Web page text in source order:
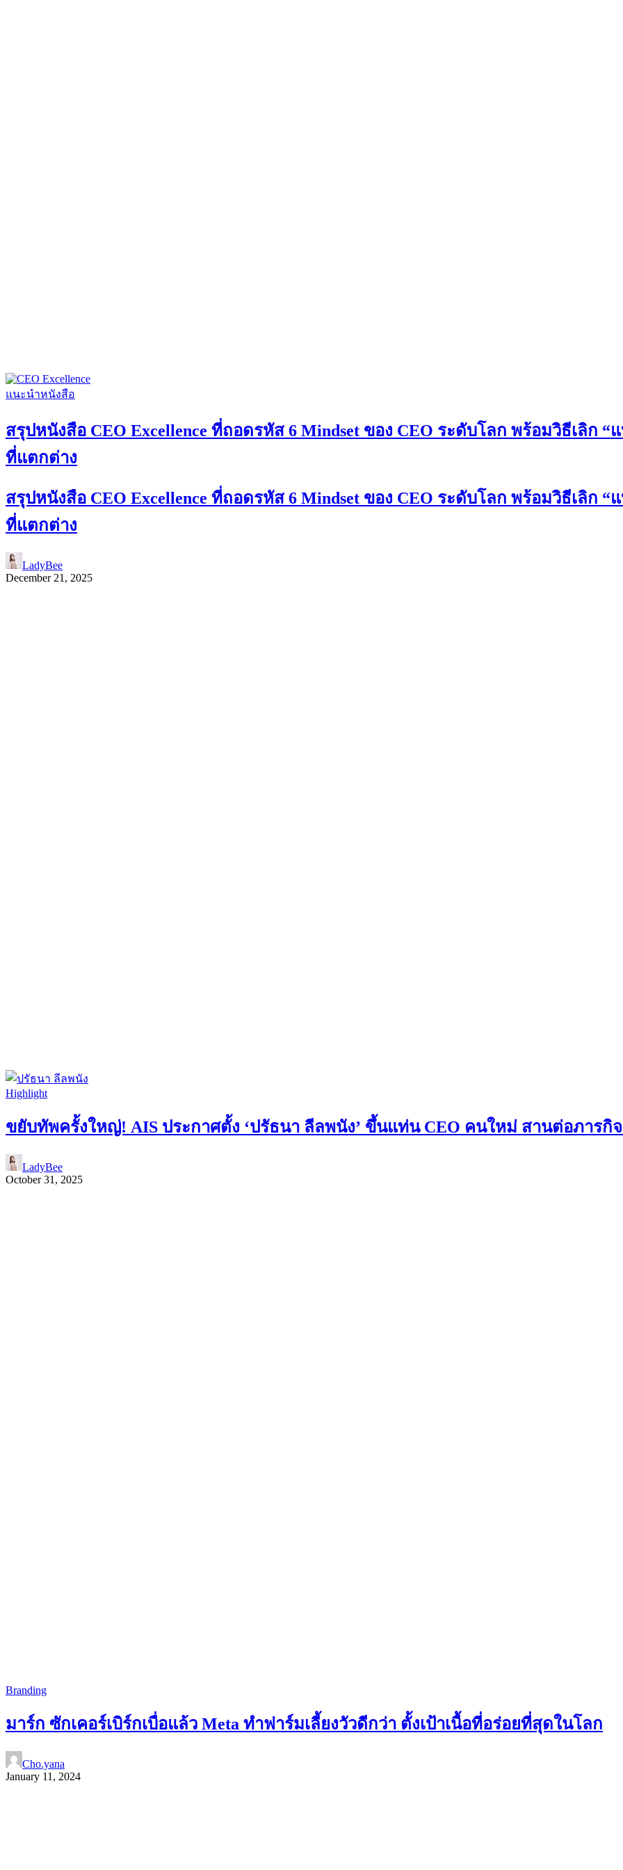
แนะนำหนังสือ
สรุปหนังสือ CEO Excellence ที่ถอดรหัส 6 Mindset ของ CEO ระดับโลก พร้อมวิธีเลิก
ที่แตกต่าง
สรุปหนังสือ CEO Excellence ที่ถอดรหัส 6 Mindset ของ CEO ระดับโลก พร้อมวิธีเลิก
ที่แตกต่าง
LadyBee
December 21, 2025
Highlight
ขยับทัพครั้งใหญ่! AIS ประกาศตั้ง ‘ปรัธนา ลีลพนัง’ ขึ้นแท่น CEO คนใหม่ สานต่อภารกิ
LadyBee
October 31, 2025
Branding
มาร์ก ซักเคอร์เบิร์กเบื่อแล้ว Meta ทำฟาร์มเลี้ยงวัวดีกว่า ตั้งเป้าเนื้อที่อร่อยที่สุดในโลก
Cho.yana
January 11, 2024